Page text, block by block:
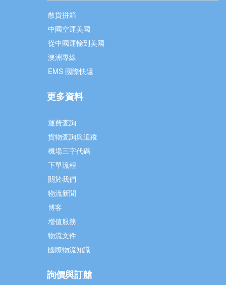
散貨拼箱
中國空運美國
從中國運輸到美國
澳洲專線
EMS 國際快遞
更多資料
運費査詢
貨物査詢與追蹤
機場三字代碼
下單流程
關於我們
物流新聞
博客
增值服務
物流文件
國際物流知識
詢價與訂艙